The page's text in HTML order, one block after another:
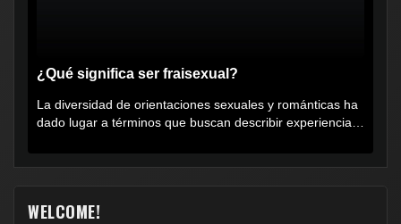
¿Qué significa ser fraisexual?
La diversidad de orientaciones sexuales y románticas ha
dado lugar a términos que buscan describir experiencias
WELCOME!